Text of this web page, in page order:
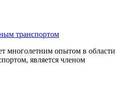
многолетним опытом в области
является членом